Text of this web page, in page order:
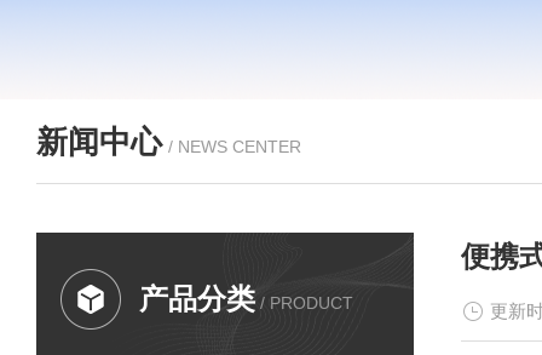
新闻中心 / NEWS CENTER
产品分类 / PRODUCT
便携
更新